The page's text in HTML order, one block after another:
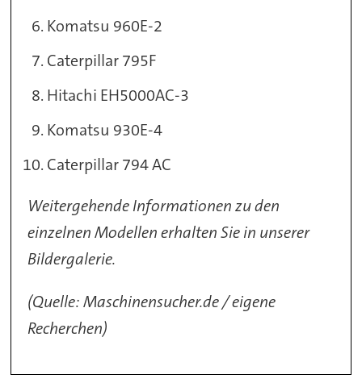
Komatsu 960E-2
Caterpillar 795F
Hitachi EH5000AC-3
Komatsu 930E-4
Caterpillar 794 AC
Weitergehende Informationen zu den
einzelnen Modellen erhalten Sie in unserer
Bildergalerie.
(Quelle: Maschinensucher.de / eigene
Recherchen)